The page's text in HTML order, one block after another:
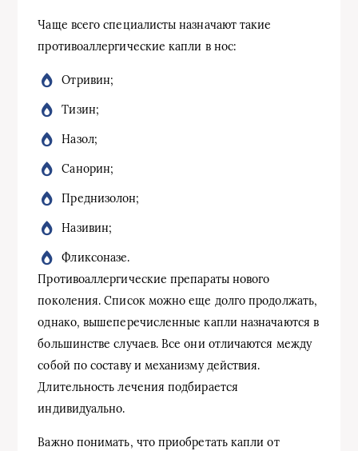
Чаще всего специалисты назначают такие
противоаллергические капли в нос:
Отривин;
Тизин;
Назол;
Санорин;
Преднизолон;
Називин;
Фликсоназе.
Противоаллергические препараты нового
поколения. Список можно еще долго продолжать,
однако, вышеперечисленные капли назначаются в
большинстве случаев. Все они отличаются между
собой по составу и механизму действия.
Длительность лечения подбирается
индивидуально.
Важно понимать, что приобретать капли от